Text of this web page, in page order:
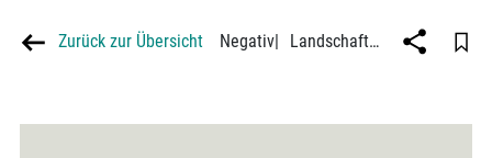
Zurück zur Übersicht Negativ| Landschaftliche Eingliederung einer Aussandung bei Sythen